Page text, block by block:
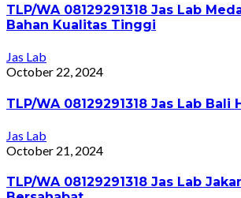
TLP/WA 08129291318 Jas Lab
Bahan Kualitas Tinggi
Jas Lab
October 22, 2024
TLP/WA 08129291318 Jas Lab Bali
Jas Lab
October 21, 2024
TLP/WA 08129291318 Jas Lab